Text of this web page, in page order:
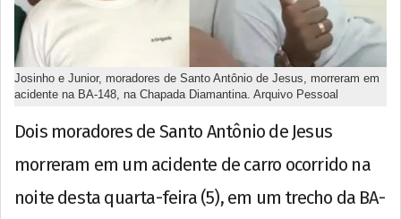
Josinho e Junior, moradores de Santo Antônio de Jesus, morreram em
acidente na BA-148, na Chapada Diamantina. Arquivo Pessoal
Dois moradores de Santo Antônio de Jesus
morreram em um acidente de carro ocorrido na
noite desta quarta-feira (5), em um trecho da BA-